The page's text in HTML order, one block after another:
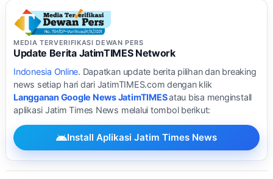
MEDIA TERVERIFIKASI DEWAN PERS
Update Berita JatimTIMES Network
Indonesia Online. Dapatkan update berita pilihan dan breaking
news setiap hari dari JatimTIMES.com dengan klik
Langganan Google News JatimTIMESatau bisa menginstall
aplikasi Jatim Times News melalui tombol berikut:
Install Aplikasi Jatim Times News